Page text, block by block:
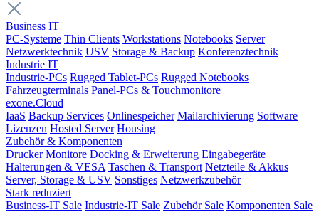
Business IT
PC-Systeme Thin Clients Workstations Notebooks Server
Netzwerktechnik USV Storage & Backup Konferenztechnik
Industrie IT
Industrie-PCs Rugged Tablet-PCs Rugged Notebooks
Fahrzeugterminals Panel-PCs & Touchmonitore
exone.Cloud
IaaS Backup Services Onlinespeicher Mailarchivierung Software
Lizenzen Hosted Server Housing
Zubehör & Komponenten
Drucker Monitore Docking & Erweiterung Eingabegeräte
Halterungen & VESA Taschen & Transport Netzteile & Akkus
Server, Storage & USV Sonstiges Netzwerkzubehör
Stark reduziert
Business-IT Sale Industrie-IT Sale Zubehör Sale Komponenten Sale